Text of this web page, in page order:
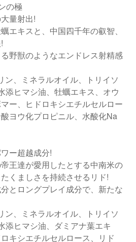
の極
量射出!
エキスと、中国四千年の叡智、
野獣のようなエンドレス射精感
ン、ミネラルオイル、トリイソ
添ヒマシ油、牡蠣エキス、オウ
ー、ヒドロキシエチルセルロー
ヨウ化プロピニル、水酸化Na
ー超越成分!
王達が愛用したとする中南米の
くましさを持続させるリド!
とロングプレイ成分で、新たな
ン、ミネラルオイル、トリイソ
添ヒマシ油、ダミアナ葉エキ
キシエチルセルロース、リド